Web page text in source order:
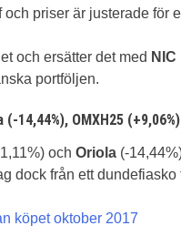
och priser är justerade för
och ersätter det med NIC
portföljen.
14,44%), OMXH25 (+9,06%)
och Oriola (-
dock från ett